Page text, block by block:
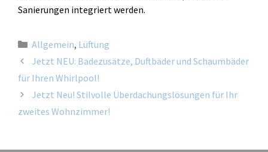
Sanierungen integriert werden.
Allgemein, Lüftung
Jetzt NEU: Badezusätze, Duftbäder und Schaumbäder
für Ihren Whirlpool!
Jetzt Neu! Stilvolle Überdachungslösungen für Ihr
zweites Wohnzimmer!